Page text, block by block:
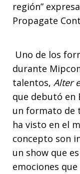
región”
Propagate
Uno de los
durante
talentos, Alter
que debutó en
un formato de
ha visto en el
concepto son
un show que
emociones